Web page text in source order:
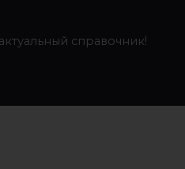
справочник!